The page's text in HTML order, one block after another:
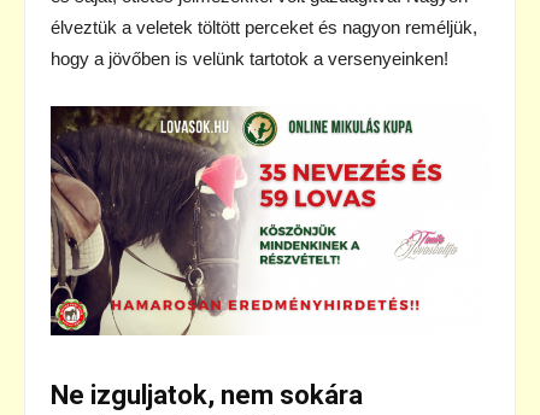
élveztük a veletek töltött perceket és nagyon reméljük,
hogy a jövőben is velünk tartotok a versenyeinken!
Ne izguljatok, nem sokára